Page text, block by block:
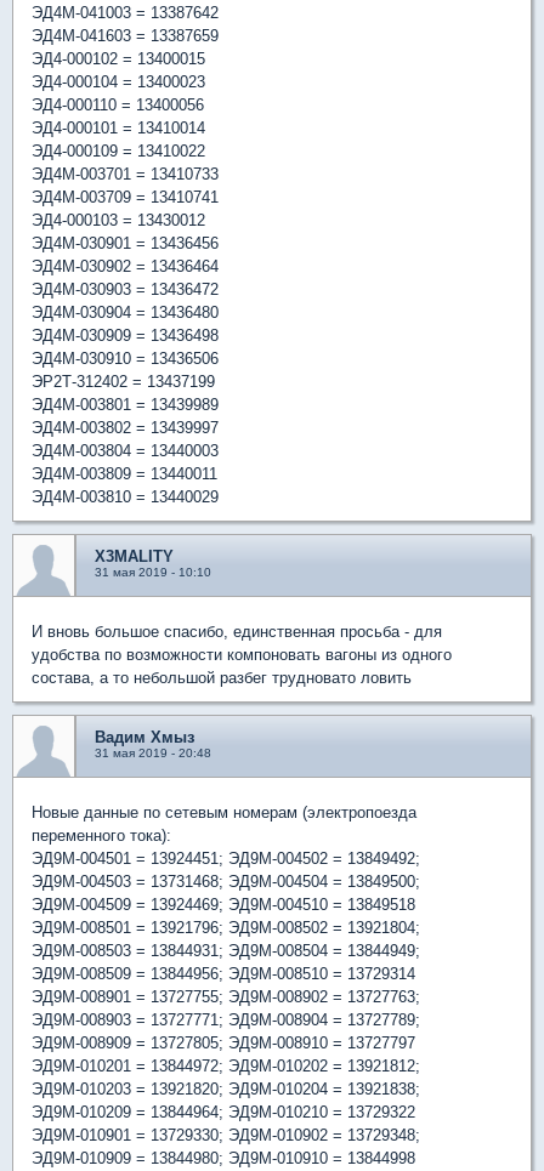
ЭД4М-041003 = 13387642
ЭД4М-041603 = 13387659
ЭД4-000102 = 13400015
ЭД4-000104 = 13400023
ЭД4-000110 = 13400056
ЭД4-000101 = 13410014
ЭД4-000109 = 13410022
ЭД4М-003701 = 13410733
ЭД4М-003709 = 13410741
ЭД4-000103 = 13430012
ЭД4М-030901 = 13436456
ЭД4М-030902 = 13436464
ЭД4М-030903 = 13436472
ЭД4М-030904 = 13436480
ЭД4М-030909 = 13436498
ЭД4М-030910 = 13436506
ЭР2Т-312402 = 13437199
ЭД4М-003801 = 13439989
ЭД4М-003802 = 13439997
ЭД4М-003804 = 13440003
ЭД4М-003809 = 13440011
ЭД4М-003810 = 13440029
X3MALITY
31 мая 2019 - 10:10
И вновь большое спасибо, единственная просьба - для
удобства по возможности компоновать вагоны из одного
состава, а то небольшой разбег трудновато ловить
Вадим Хмыз
31 мая 2019 - 20:48
Новые данные по сетевым номерам (электропоезда
переменного тока):
ЭД9М-004501 = 13924451; ЭД9М-004502 = 13849492;
ЭД9М-004503 = 13731468; ЭД9М-004504 = 13849500;
ЭД9М-004509 = 13924469; ЭД9М-004510 = 13849518
ЭД9М-008501 = 13921796; ЭД9М-008502 = 13921804;
ЭД9М-008503 = 13844931; ЭД9М-008504 = 13844949;
ЭД9М-008509 = 13844956; ЭД9М-008510 = 13729314
ЭД9М-008901 = 13727755; ЭД9М-008902 = 13727763;
ЭД9М-008903 = 13727771; ЭД9М-008904 = 13727789;
ЭД9М-008909 = 13727805; ЭД9М-008910 = 13727797
ЭД9М-010201 = 13844972; ЭД9М-010202 = 13921812;
ЭД9М-010203 = 13921820; ЭД9М-010204 = 13921838;
ЭД9М-010209 = 13844964; ЭД9М-010210 = 13729322
ЭД9М-010901 = 13729330; ЭД9М-010902 = 13729348;
ЭД9М-010909 = 13844980; ЭД9М-010910 = 13844998